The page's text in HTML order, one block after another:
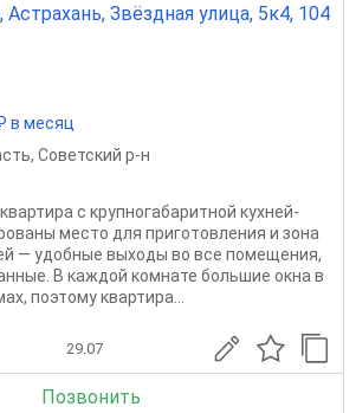
Звёздная улица, 5к4, 104
в месяц
, Советский р-н
с крупногабаритной кухней-
место для приготовления и зона
— удобные выходы во все помещения,
В каждой комнате большие окна в
поэтому квартира...
29.07
Позвонить